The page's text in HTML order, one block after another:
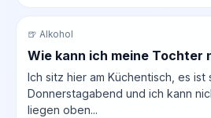
🍺 Alkohol
Wie kann ich meine Tochter
Ich sitz hier am Küchentisch, es ist
Donnerstagabend und ich kann
liegen oben...